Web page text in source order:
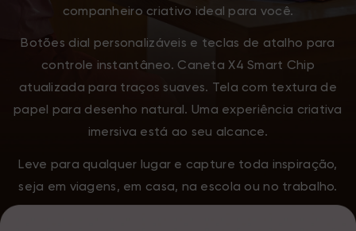
companheiro criativo ideal para você.
Botões dial personalizáveis e teclas de atalho para
controle instantâneo. Caneta X4 Smart Chip
atualizada para traços suaves. Tela com textura de
papel para desenho natural. Uma experiência criativa
imersiva está ao seu alcance.
Leve para qualquer lugar e capture toda inspiração,
seja em viagens, em casa, na escola ou no trabalho.